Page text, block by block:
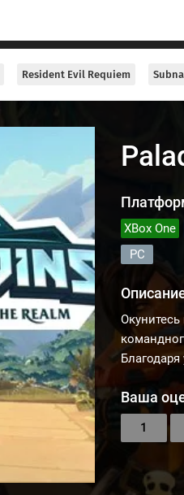
Resident Evil Requiem
XBox One
PC
Ваша
1